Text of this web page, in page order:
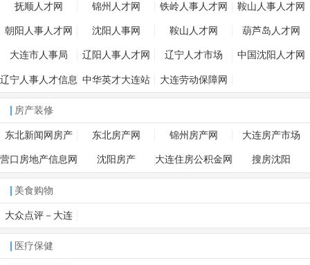
抚顺人才网 锦州人才网 铁岭人事人才网 鞍山人事人才网
朝阳人事人才网 沈阳人事网 鞍山人才网 葫芦岛人才网
大连市人事局 辽阳人事人才网 辽宁人才市场 中国沈阳人才网
辽宁人事人才信息
网
中华英才大连站 大连劳动保障网
房产装修
东北新闻网房产 东北房产网 锦州房产网 大连房产市场
营口房地产信息网 沈阳房产 大连住房公积金网 搜房沈阳
美食购物
大众点评－大连
医疗保健